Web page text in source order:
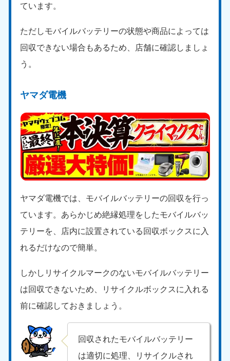
ています。
ただしモバイルバッテリーの状態や商品によっては
回収できない場合もあるため、店舗に確認しましょ
う。
ヤマダ電機
ヤマダ電機では、モバイルバッテリーの回収を行っ
ています。あらかじめ絶縁処理をしたモバイルバッ
テリーを、店内に設置されている回収ボックスに入
れるだけなので簡単。
しかしリサイクルマークのないモバイルバッテリー
は回収できないため、リサイクルボックスに入れる
前に確認しておきましょう。
回収されたモバイルバッテリー
は適切に処理、リサイクルされ
新潟県
9:00〜19:00 年中無休
近畿
050-1881-5250
9:00〜19:00 年中無休
奈良県
050-1881-5249
9:00〜19:00 年中無休
三重県
050-1881-5254
9:00〜19:00 年中無休
滋賀県
050-1881-5253
京都府
050-1881-5252
和歌山県
050-1881-5248
9:00〜19:00 年中無休
岡山県
050-1881-5146
山口県
050-1880-9900
広島県
050-1881-5144
9:00〜19:00 年中無休
鳥取県
050-1881-5156
9:00〜19:00 年中無休